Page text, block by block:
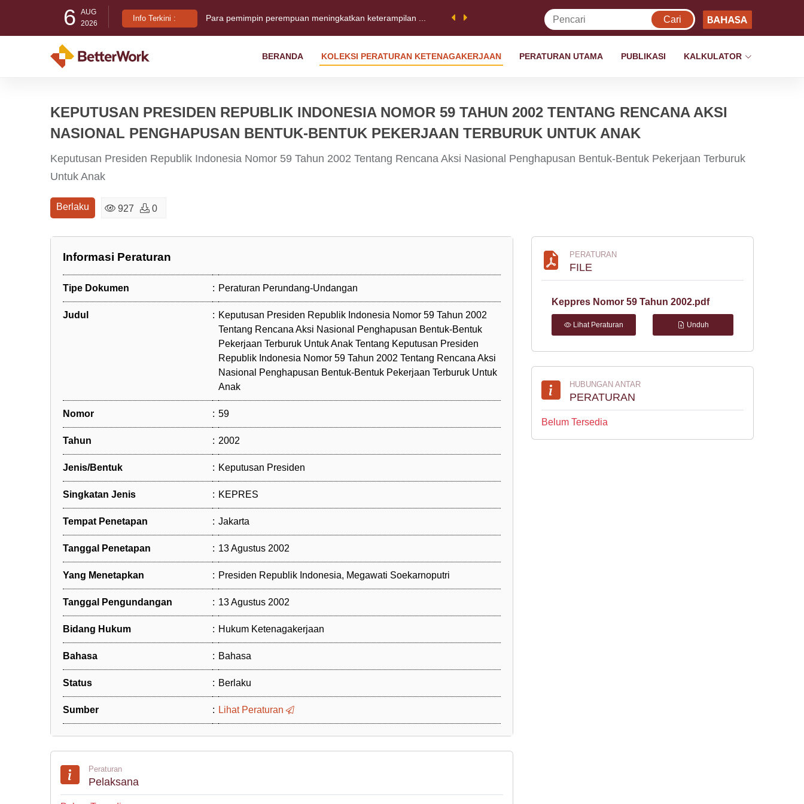
6
AUG
2026
Info Terkini : Para pemimpin perempuan meningkatkan keterampilan ...
Indonesia Business Forum 2022: Satu dekade kemajua...
BERANDA KOLEKSI PERATURAN KETENAGAKERJAAN PERATURAN UTAMA PUBLIKASI KALKULATOR
KEPUTUSAN PRESIDEN REPUBLIK INDONESIA NOMOR 59 TAHUN 2002 TENTANG RENCANA AKSI
NASIONAL PENGHAPUSAN BENTUK-BENTUK PEKERJAAN TERBURUK UNTUK ANAK
Keputusan Presiden Republik Indonesia Nomor 59 Tahun 2002 Tentang Rencana Aksi Nasional Penghapusan Bentuk-Bentuk Pekerjaan Terburuk
Untuk Anak
Berlaku 927 0
Informasi Peraturan
Tipe Dokumen : Peraturan Perundang-Undangan
Judul : Keputusan Presiden Republik Indonesia Nomor 59 Tahun 2002
Tentang Rencana Aksi Nasional Penghapusan Bentuk-Bentuk
Pekerjaan Terburuk Untuk Anak Tentang Keputusan Presiden
Republik Indonesia Nomor 59 Tahun 2002 Tentang Rencana Aksi
Nasional Penghapusan Bentuk-Bentuk Pekerjaan Terburuk Untuk
Anak
Nomor : 59
Tahun : 2002
Jenis/Bentuk : Keputusan Presiden
Singkatan Jenis : KEPRES
Tempat Penetapan : Jakarta
Tanggal Penetapan : 13 Agustus 2002
Yang Menetapkan : Presiden Republik Indonesia, Megawati Soekarnoputri
Tanggal Pengundangan : 13 Agustus 2002
Bidang Hukum : Hukum Ketenagakerjaan
Bahasa : Bahasa
Status : Berlaku
Sumber : Lihat Peraturan
Peraturan
Pelaksana
PERATURAN
FILE
Keppres Nomor 59 Tahun 2002.pdf
Lihat Peraturan Unduh
HUBUNGAN ANTAR
PERATURAN
Belum Tersedia